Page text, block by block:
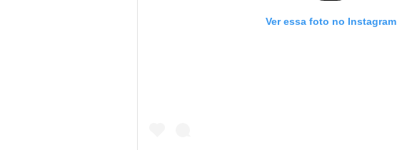
Ver essa foto no Instagram